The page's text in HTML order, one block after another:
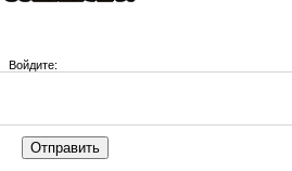
Войдите:
Отправить